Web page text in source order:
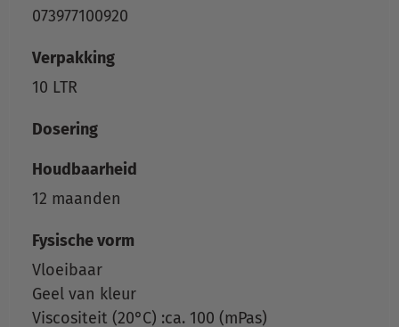
073977100920
Verpakking
10 LTR
Dosering
Houdbaarheid
12 maanden
Fysische vorm
Vloeibaar
Geel van kleur
Viscositeit (20°C) :ca. 100 (mPas)